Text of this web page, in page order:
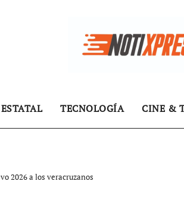
ESTATAL TECNOLOGÍA CINE &
2026 a los veracruzanos